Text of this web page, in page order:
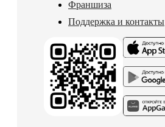
Франшиза
Поддержка и контакты